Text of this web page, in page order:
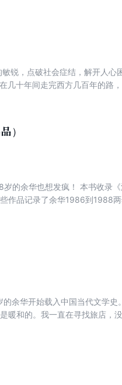
十年间走完西方几百年的路
）
的余华也想发疯！ 本书收录《
作品记录了余华1986到1988
余华开始载入中国当代文学史
暖和的。我一直在寻找旅店，